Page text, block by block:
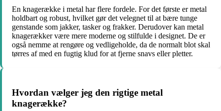
En knagerække i metal har flere fordele. For det første er metal
holdbart og robust, hvilket gør det velegnet til at bære tunge
genstande som jakker, tasker og frakker. Derudover kan metal
knagerækker være mere moderne og stilfulde i designet. De er
også nemme at rengøre og vedligeholde, da de normalt blot skal
tørres af med en fugtig klud for at fjerne snavs eller pletter.
Hvordan vælger jeg den rigtige metal
knagerække?